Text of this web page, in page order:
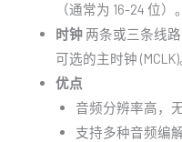
（通常为 16-24 位）。
时钟 两条或三条线路
可选的主时钟 (MCLK)
优点
音频分辨率高，
支持多种音频编